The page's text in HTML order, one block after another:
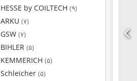
HESSE by COILTECH (۹)
ARKU (۷)
GSW (۷)
BIHLER (۵)
KEMMERICH (۵)
Schleicher (۵)